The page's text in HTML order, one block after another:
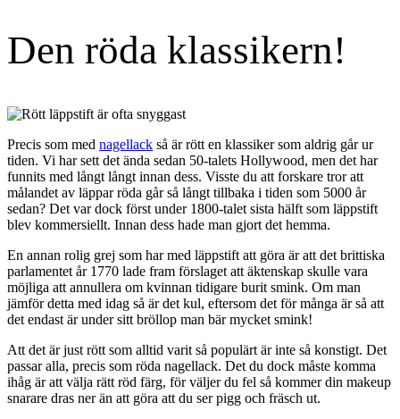
Den röda klassikern!
Precis som med nagellack så är rött en klassiker som aldrig går ur
tiden. Vi har sett det ända sedan 50-talets Hollywood, men det har
funnits med långt långt innan dess. Visste du att forskare tror att
målandet av läppar röda går så långt tillbaka i tiden som 5000 år
sedan? Det var dock först under 1800-talet sista hälft som läppstift
blev kommersiellt. Innan dess hade man gjort det hemma.
En annan rolig grej som har med läppstift att göra är att det brittiska
parlamentet år 1770 lade fram förslaget att äktenskap skulle vara
möjliga att annullera om kvinnan tidigare burit smink. Om man
jämför detta med idag så är det kul, eftersom det för många är så att
det endast är under sitt bröllop man bär mycket smink!
Att det är just rött som alltid varit så populärt är inte så konstigt. Det
passar alla, precis som röda nagellack. Det du dock måste komma
ihåg är att välja rätt röd färg, för väljer du fel så kommer din makeup
snarare dras ner än att göra att du ser pigg och fräsch ut.